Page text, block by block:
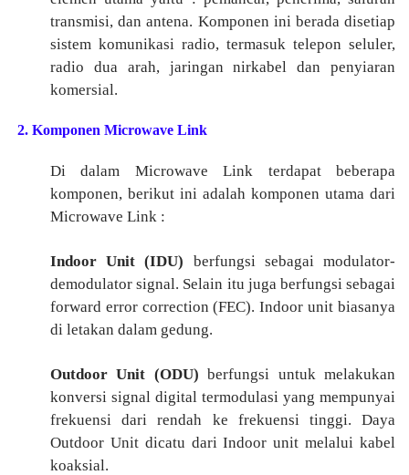
transmisi, dan antena. Komponen ini berada disetiap
sistem komunikasi radio, termasuk telepon seluler,
radio dua arah, jaringan nirkabel dan penyiaran
komersial.
2. Komponen Microwave Link
Di dalam Microwave Link terdapat beberapa
komponen, berikut ini adalah komponen utama dari
Microwave Link :
Indoor Unit (IDU) berfungsi sebagai modulator-
demodulator signal. Selain itu juga berfungsi sebagai
forward error correction (FEC). Indoor unit biasanya
di letakan dalam gedung.
Outdoor Unit (ODU)berfungsi untuk melakukan
konversi signal digital termodulasi yang mempunyai
frekuensi dari rendah ke frekuensi tinggi. Daya
Outdoor Unit dicatu dari Indoor unit melalui kabel
koaksial.